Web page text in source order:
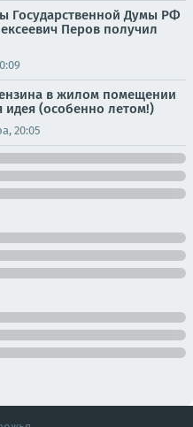
Государственной Думы РФ
Перов получил
в жилом помещении
идея (особенно летом!)
20:05